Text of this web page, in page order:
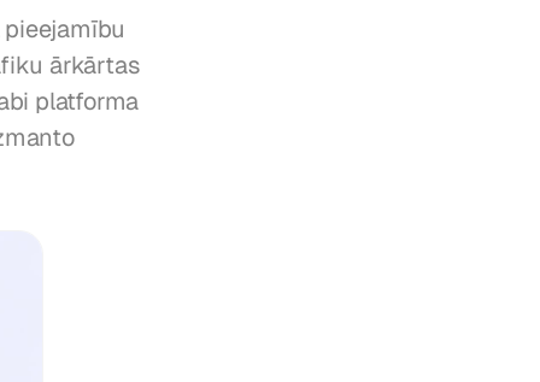
ārkārtas
platforma